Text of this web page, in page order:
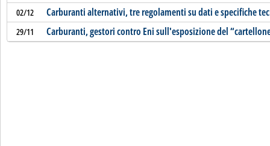
02/12 Carburanti alternativi, tre regolamenti su dati e specifiche
29/11 Carburanti, gestori contro Eni sull'esposizione del